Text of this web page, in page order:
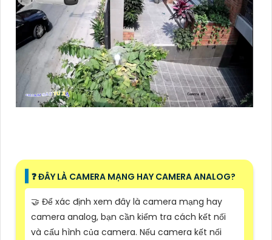
❓ ĐÂY LÀ CAMERA MẠNG HAY CAMERA ANALOG?
🤝 Để xác định xem đây là camera mạng hay
camera analog, bạn cần kiểm tra cách kết nối
và cấu hình của camera. Nếu camera kết nối